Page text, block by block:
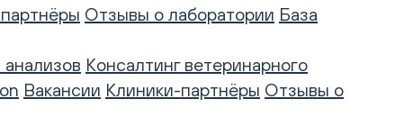
Отзывы о лаборатории База
Консалтинг ветеринарного
Вакансии Клиники-партнёры Отзывы о